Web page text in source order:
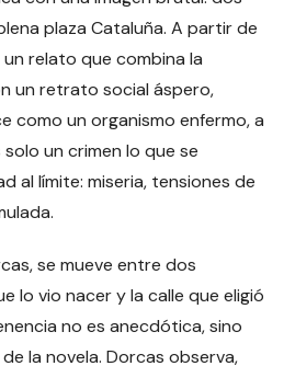
plaza Cataluña. A partir de
relato que combina la
un retrato social áspero,
como un organismo enfermo, a
un crimen lo que se
al límite: miseria, tensiones de
se mueve entre dos
lo vio nacer y la calle que eligió
no es anecdótica, sino
la novela. Dorcas observa,